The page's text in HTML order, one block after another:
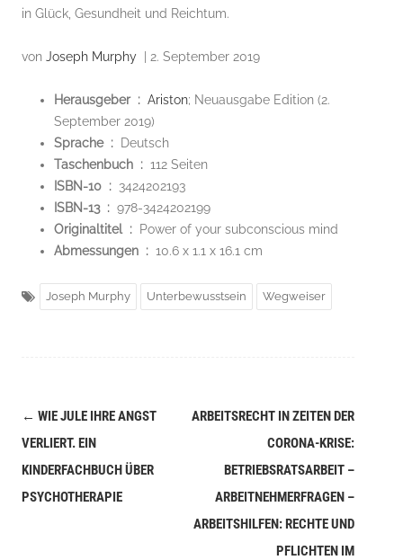
in Glück, Gesundheit und Reichtum.
von Joseph Murphy | 2. September 2019
Herausgeber ‏ : ‎ Ariston; Neuausgabe Edition (2.
September 2019)
Sprache ‏ : ‎
Deutsch
Taschenbuch ‏ : ‎ 112 Seiten
ISBN-10 ‏ : ‎ 3424202193
ISBN-13 ‏ : ‎ 978-3424202199
Originaltitel ‏ : ‎
Power of your subconscious mind
Abmessungen ‏ : ‎ 10.6 x 1.1 x 16.1 cm
Joseph Murphy Unterbewusstsein Wegweiser
Navigation
(Beiträge)
← WIE JULE IHRE ANGST
VERLIERT. EIN
KINDERFACHBUCH ÜBER
PSYCHOTHERAPIE
ARBEITSRECHT IN ZEITEN DER
CORONA-KRISE:
BETRIEBSRATSARBEIT –
ARBEITNEHMERFRAGEN –
ARBEITSHILFEN: RECHTE UND
PFLICHTEN IM